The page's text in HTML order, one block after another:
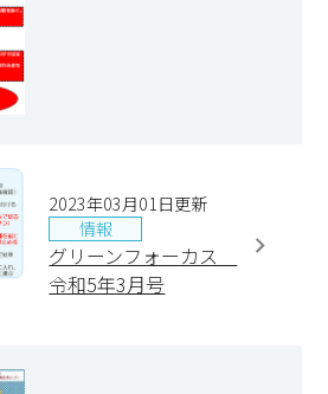
2023年03月01日更新
情報
グリーンフォーカス
令和5年3月号